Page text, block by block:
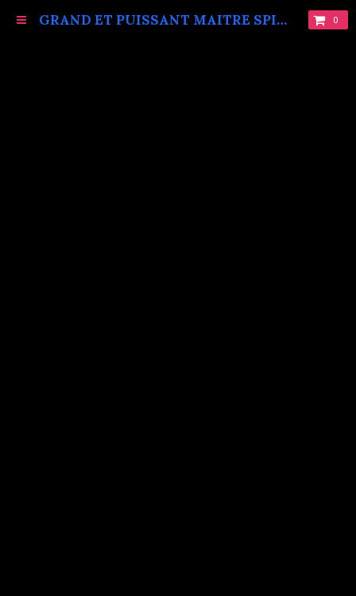
GRAND ET PUISSANT MAITRE SPIRITUEL MARABOUT VAUDOU KOKOUVI.TEL: +229 68619086. 0